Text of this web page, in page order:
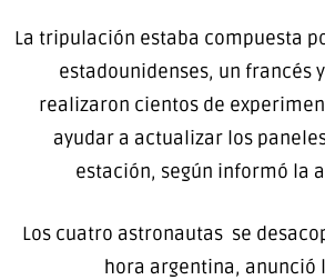
La tripulación estaba compuesta
estadounidenses, un francés
realizaron cientos de
ayudar a actualizar los
estación, según informó la
Los cuatro astronautas se
hora argentina, anunció